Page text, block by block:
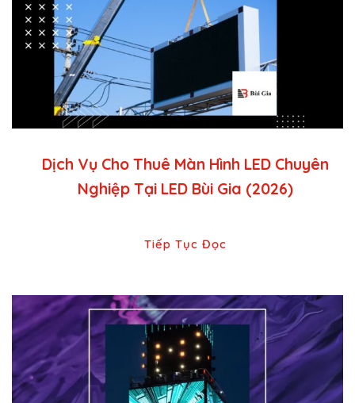
Dịch Vụ Cho Thuê Màn Hình LED Chuyên
Nghiệp Tại LED Bùi Gia (2026)
Tiếp Tục Đọc